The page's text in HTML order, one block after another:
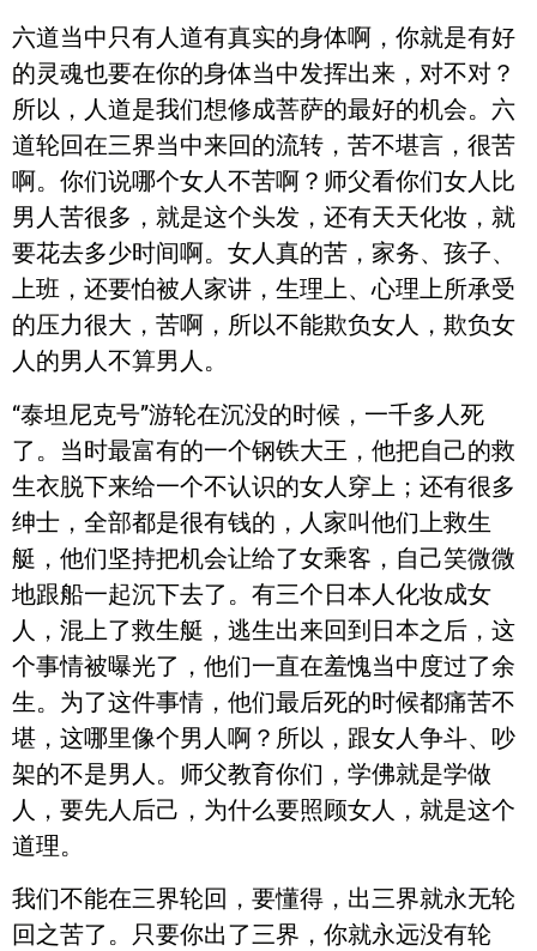
六道当中只有人道有真实的身体啊，你就是有好
的灵魂也要在你的身体当中发挥出来，对不对？
所以，人道是我们想修成菩萨的最好的机会。六
道轮回在三界当中来回的流转，苦不堪言，很苦
啊。你们说哪个女人不苦啊？师父看你们女人比
男人苦很多，就是这个头发，还有天天化妆，就
要花去多少时间啊。女人真的苦，家务、孩子、
上班，还要怕被人家讲，生理上、心理上所承受
的压力很大，苦啊，所以不能欺负女人，欺负女
人的男人不算男人。
“泰坦尼克号”游轮在沉没的时候，一千多人死
了。当时最富有的一个钢铁大王，他把自己的救
生衣脱下来给一个不认识的女人穿上；还有很多
绅士，全部都是很有钱的，人家叫他们上救生
艇，他们坚持把机会让给了女乘客，自己笑微微
地跟船一起沉下去了。有三个日本人化妆成女
人，混上了救生艇，逃生出来回到日本之后，这
个事情被曝光了，他们一直在羞愧当中度过了余
生。为了这件事情，他们最后死的时候都痛苦不
堪，这哪里像个男人啊？所以，跟女人争斗、吵
架的不是男人。师父教育你们，学佛就是学做
人，要先人后己，为什么要照顾女人，就是这个
道理。
我们不能在三界轮回，要懂得，出三界就永无轮
回之苦了。只要你出了三界，你就永远没有轮